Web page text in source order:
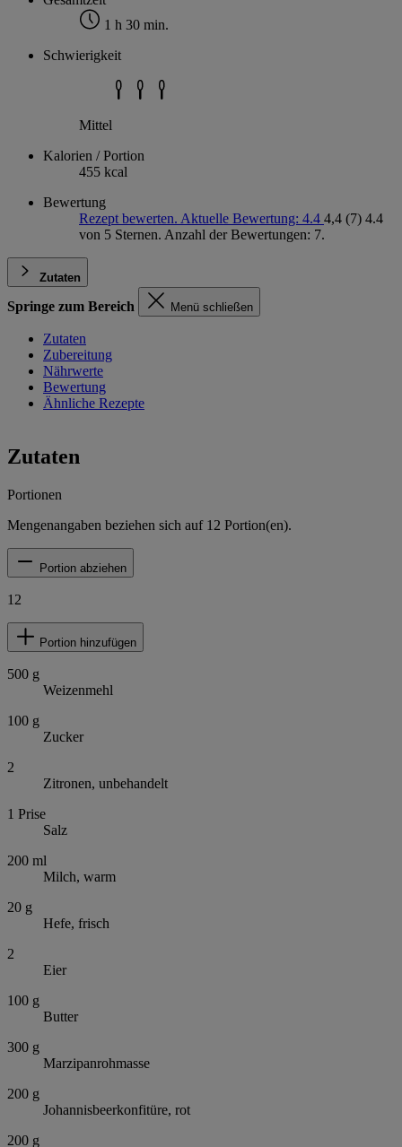
1 h 30 min.
Schwierigkeit
Mittel
Kalorien / Portion
455 kcal
Bewertung
Rezept bewerten. Aktuelle Bewertung: 4.4 4,4 (7) 4.4
von 5 Sternen. Anzahl der Bewertungen: 7.
Zutaten
Springe zum Bereich Menü schließen
Zutaten
Zubereitung
Nährwerte
Bewertung
Ähnliche Rezepte
Zutaten
Portionen
Mengenangaben beziehen sich auf 12 Portion(en).
Portion abziehen
12
Portion hinzufügen
500 g
Weizenmehl
100 g
Zucker
2
Zitronen, unbehandelt
1 Prise
Salz
200 ml
Milch, warm
20 g
Hefe, frisch
2
Eier
100 g
Butter
300 g
Marzipanrohmasse
200 g
Johannisbeerkonfitüre, rot
200 g